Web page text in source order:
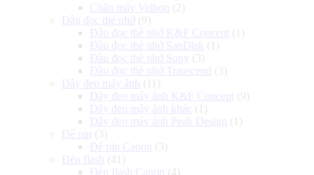
Chân máy Velbon
(2)
Đầu đọc thẻ nhớ (9)
Đầu đọc thẻ nhớ K&F Concept (1)
Đầu đọc thẻ nhớ SanDisk (1)
Đầu đọc thẻ nhớ Sony (3)
Đầu đọc thẻ nhớ Transcend
(3)
Dây đeo máy ảnh
(11)
Dây đeo máy ảnh K&F Concept (9)
Dây đeo máy ảnh khác (1)
Dây đeo máy ảnh Peak Design
(1)
Đế pin
(3)
Đế pin Canon
(3)
Đèn flash
(41)
Đèn flash Canon
(4)